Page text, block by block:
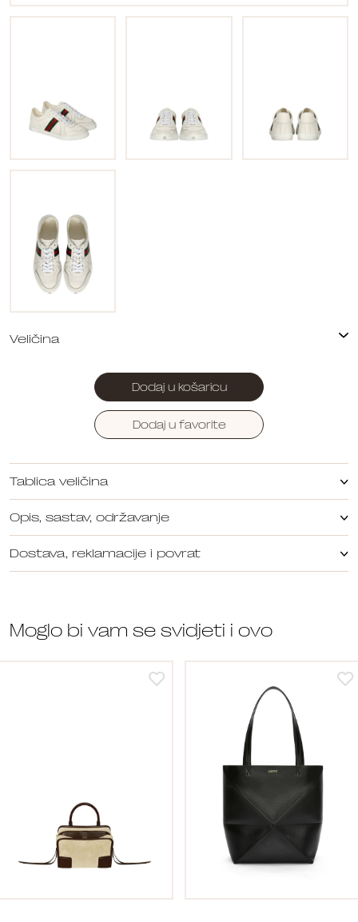
Dodaj u košaricu
Dodaj u favorite
Tablica veličina
Opis, sastav, održavanje
Dostava, reklamacije i povrat
Moglo bi vam se svidjeti i ovo